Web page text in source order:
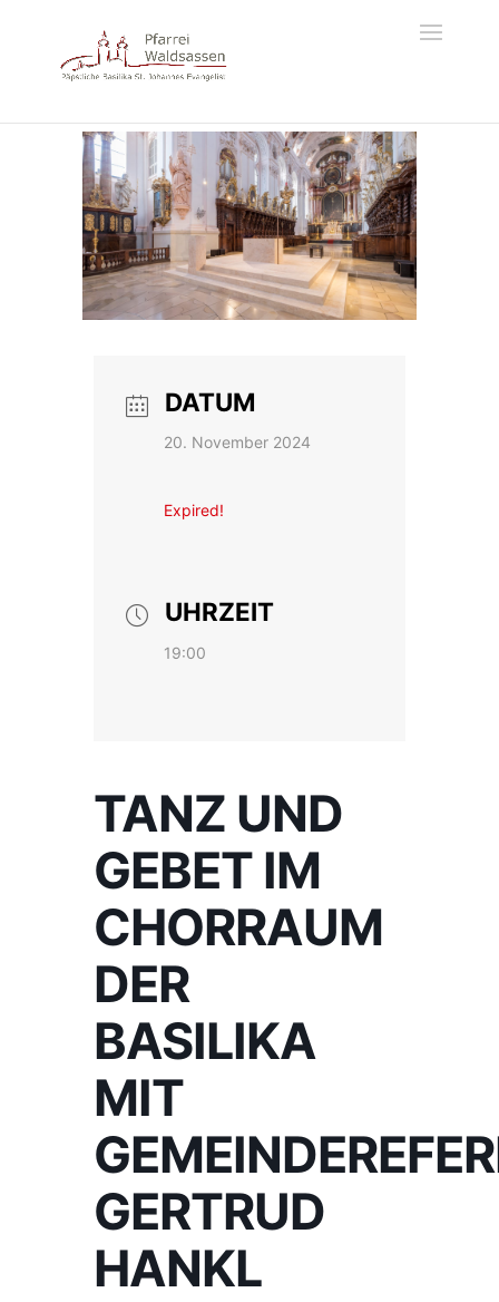
DATUM
20. November 2024
Expired!
UHRZEIT
19:00
TANZ UND
GEBET IM
CHORRAUM
DER
BASILIKA
MIT
GERTRUD
HANKL